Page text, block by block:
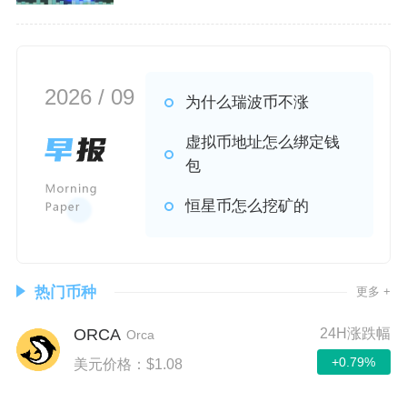
包，但资产风险主
2026 / 09 为什么瑞波币不涨
虚拟币地址怎么绑定钱
包
恒星币怎么挖矿的
热门币种 更多 +
ORCA Orca
美元价格：$1.08
24H涨跌幅
+0.79%